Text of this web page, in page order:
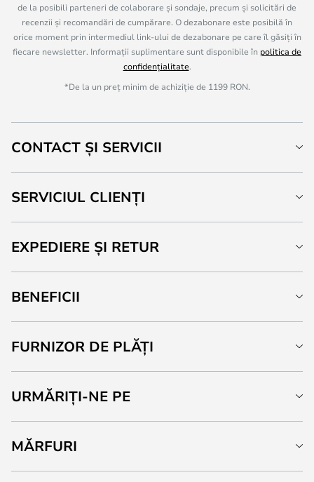
de la posibili parteneri de colaborare și sondaje, precum și solicitări de
recenzii și recomandări de cumpărare. O dezabonare este posibilă în
orice moment prin intermediul link-ului de dezabonare pe care îl găsiți în
fiecare newsletter. Informații suplimentare sunt disponibile în politica de
confidențialitate.
*De la un preț minim de achiziție de 1199 RON.
CONTACT ȘI SERVICII
SERVICIUL CLIENȚI
EXPEDIERE ȘI RETUR
BENEFICII
FURNIZOR DE PLĂȚI
URMĂRIȚI-NE PE
MĂRFURI